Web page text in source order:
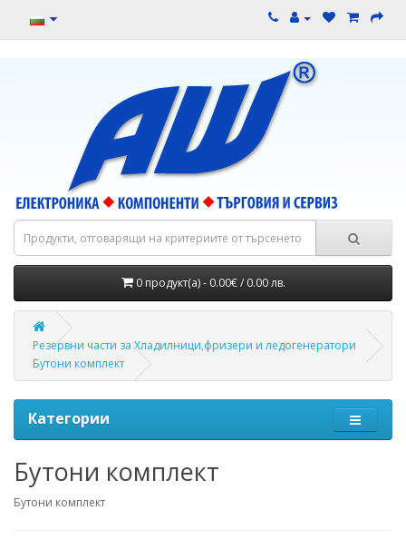
0 продукт(а) - 0.00€ / 0.00 лв.
Резервни части за Хладилници,фризери и ледогенератори
Бутони комплект
Категории
Бутони комплект
Бутони комплект